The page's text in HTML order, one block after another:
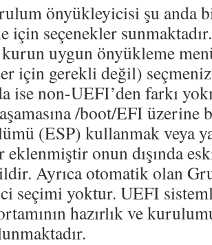
önyükleyicisi şu anda
için seçenekler
kurun uygun önyükleme
için gerekli değil)
ise non-UEFI’den farkı
/boot/EFI üzerine
(ESP) kullanmak veya
eklenmiştir onun dışında
Ayrıca otomatik olan
seçimi yoktur. UEFI
hazırlık ve